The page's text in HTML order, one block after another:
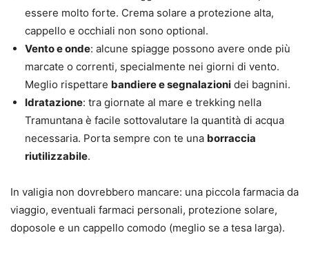
essere molto forte. Crema solare a protezione alta,
cappello e occhiali non sono optional.
Vento e onde: alcune spiagge possono avere onde più
marcate o correnti, specialmente nei giorni di vento.
Meglio rispettare bandiere e segnalazioni dei bagnini.
Idratazione: tra giornate al mare e trekking nella
Tramuntana è facile sottovalutare la quantità di acqua
necessaria. Porta sempre con te una borraccia
riutilizzabile.
In valigia non dovrebbero mancare: una piccola farmacia da
viaggio, eventuali farmaci personali, protezione solare,
doposole e un cappello comodo (meglio se a tesa larga).